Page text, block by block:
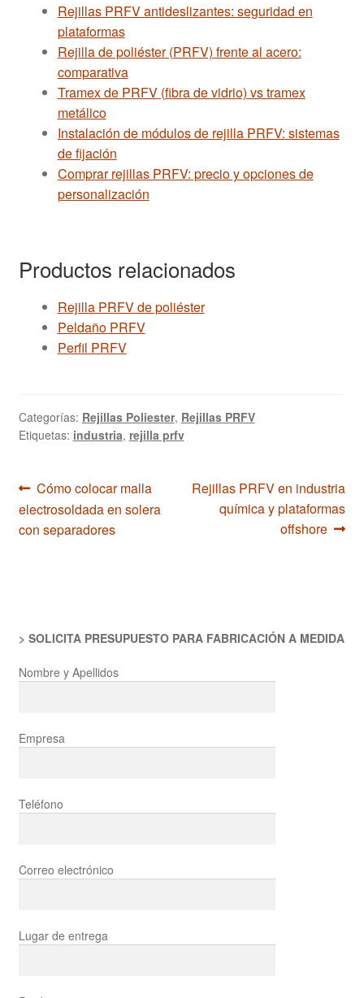
Rejillas PRFV antideslizantes: seguridad en
plataformas
Rejilla de poliéster (PRFV) frente al acero:
comparativa
Tramex de PRFV (fibra de vidrio) vs tramex
metálico
Instalación de módulos de rejilla PRFV: sistemas
de fijación
Comprar rejillas PRFV: precio y opciones de
personalización
Productos relacionados
Rejilla PRFV de poliéster
Peldaño PRFV
Perfil PRFV
Categorías: Rejillas Poliester, Rejillas PRFV
Etiquetas: industria, rejilla prfv
Navegación
de
Anterior:
Cómo colocar malla
electrosoldada en solera
con separadores
Siguiente:
Rejillas PRFV en industria
química y plataformas
offshore
> SOLICITA PRESUPUESTO PARA FABRICACIÓN A MEDIDA
Nombre y Apellidos
Empresa
Teléfono
Correo electrónico
Lugar de entrega